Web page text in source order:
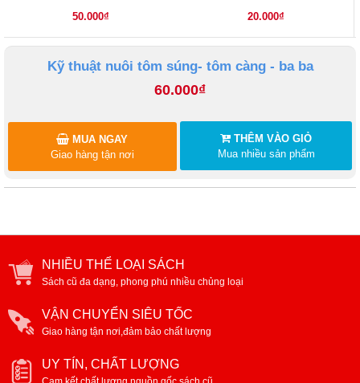
50.000₫ 20.000₫
Kỹ thuật nuôi tôm súng- tôm càng - ba ba
60.000₫
THÊM VÀO GIỎ
Mua nhiều sản phẩm
MUA NGAY
Giao hàng tận nơi
NHIỀU THỂ LOẠI SÁCH
Sách cũ đa dạng, phong phú nhiều chủng loại
VẬN CHUYỂN SIÊU TỐC
Giao hàng tận nơi,đảm bảo chất lượng
UY TÍN, CHẤT LƯỢNG